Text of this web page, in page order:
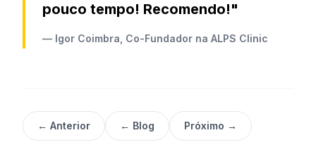
pouco tempo! Recomendo!"
— Igor Coimbra, Co-Fundador na ALPS Clinic
← Anterior ← Blog Próximo →